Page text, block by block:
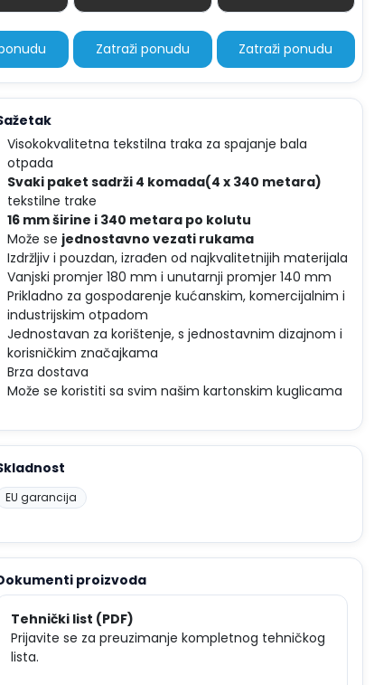
Zatraži ponudu Zatraži ponudu
Visokokvalitetna tekstilna traka za spajanje bala
otpada
Svaki paket sadrži 4 komada(4 x 340 metara)
tekstilne trake
16 mm širine i 340 metara po kolutu
Može se jednostavno vezati rukama
Izdržljiv i pouzdan, izrađen od najkvalitetnijih materijala
Vanjski promjer 180 mm i unutarnji promjer 140 mm
Prikladno za gospodarenje kućanskim, komercijalnim i
industrijskim otpadom
Jednostavan za korištenje, s jednostavnim dizajnom i
korisničkim značajkama
Brza dostava
Može se koristiti sa svim našim kartonskim kuglicama
EU garancija
proizvoda
Tehnički list (PDF)
Prijavite se za preuzimanje kompletnog tehničkog
lista.